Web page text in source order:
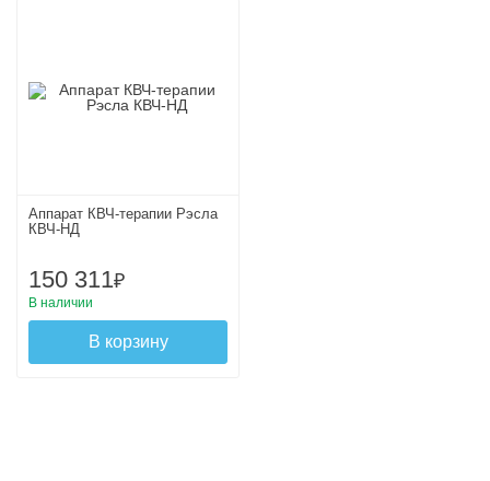
Аппарат КВЧ-терапии Рэсла
КВЧ-НД
150 311₽
В наличии
В корзину